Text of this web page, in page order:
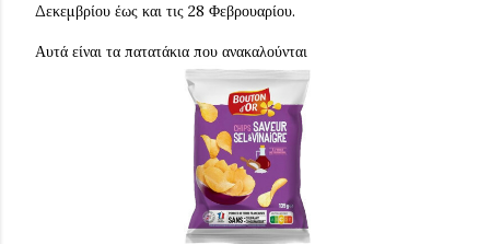
Δεκεμβρίου έως και τις 28 Φεβρουαρίου.
Αυτά είναι τα πατατάκια που ανακαλούνται